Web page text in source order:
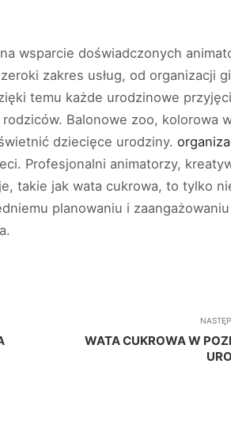
wsparcie doświadczonych
zakres usług, od organizacji
temu każde urodzinowe
Balonowe zoo, kolorowa
dziecięce urodziny.
Profesjonalni animatorzy,
takie jak wata cukrowa, to tylko
planowaniu i
WATA CUKROWA W